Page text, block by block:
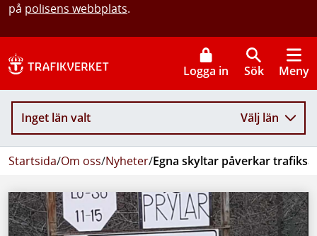
på polisens webbplats.
Logga in Sök Meny
Inget län valt Välj län
Startsida/Om oss/Nyheter/Egna skyltar påverkar